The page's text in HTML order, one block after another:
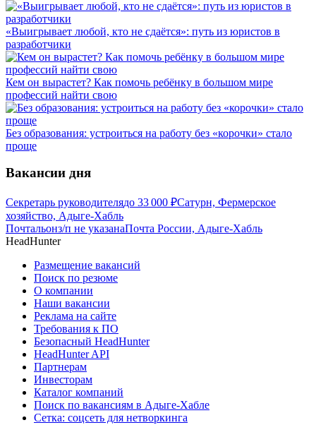
«Выигрывает любой, кто не сдаётся»: путь из юристов в
разработчики
Кем он вырастет? Как помочь ребёнку в большом мире
профессий найти свою
Без образования: устроиться на работу без «корочки» стало
проще
Вакансии дня
Секретарь руководителядо 33 000 ₽Сатурн, Фермерское
хозяйство, Адыге-Хабль
Почтальонз/п не указанаПочта России, Адыге-Хабль
HeadHunter
Размещение вакансий
Поиск по резюме
О компании
Наши вакансии
Реклама на сайте
Требования к ПО
Безопасный HeadHunter
HeadHunter API
Партнерам
Инвесторам
Каталог компаний
Поиск по вакансиям в Адыге-Хабле
Сетка: соцсеть для нетворкинга